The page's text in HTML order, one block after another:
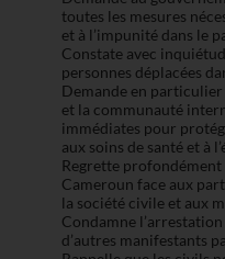
toutes les mesures
et à l’impunité dans le
Constate avec
personnes déplacées
Demande en
et la communauté
immédiates pour
aux soins de santé et à
Regrette
Cameroun face aux
la société civile et aux
Condamne
d’autres manifestants